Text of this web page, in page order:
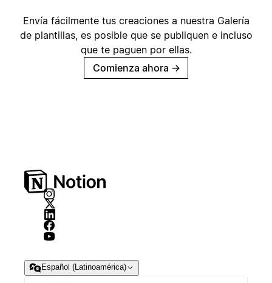
Envía fácilmente tus creaciones a nuestra Galería
de plantillas, es posible que se publiquen e incluso
que te paguen por ellas.
Comienza ahora →
Español (Latinoamérica)